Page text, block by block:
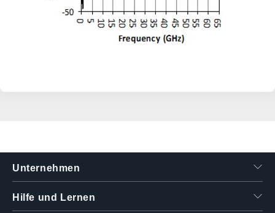
Unternehmen
Hilfe und Lernen